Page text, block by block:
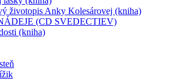
životopis Anky Kolesárovej (kniha)
(CD SVEDECTIEV)
(kniha)